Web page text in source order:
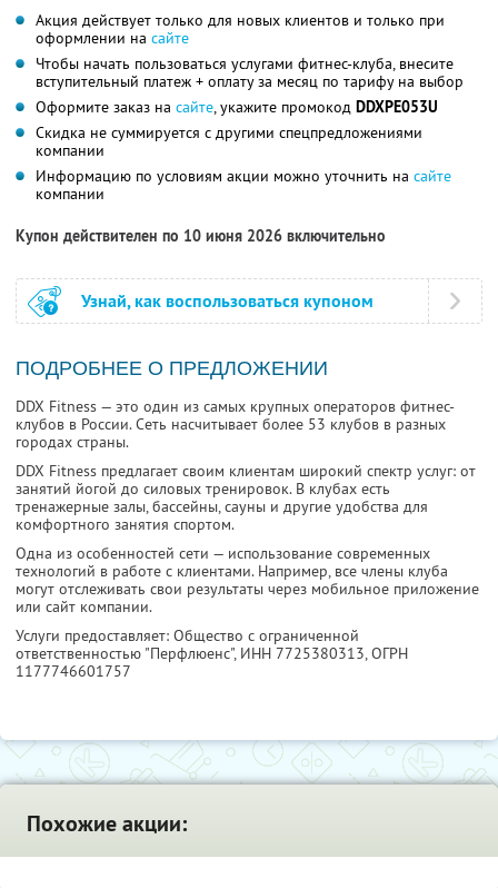
Акция действует только для новых клиентов и только при
оформлении на сайте
Чтобы начать пользоваться услугами фитнес-клуба, внесите
вступительный платеж + оплату за месяц по тарифу на выбор
Оформите заказ на сайте, укажите промокод DDXPE053U
Скидка не суммируется с другими спецпредложениями
компании
Информацию по условиям акции можно уточнить на сайте
компании
Купон действителен по 10 июня 2026 включительно
Узнай, как воспользоваться купоном
ПОДРОБНЕЕ О ПРЕДЛОЖЕНИИ
DDX Fitness — это один из самых крупных операторов фитнес-
клубов в России. Сеть насчитывает более 53 клубов в разных
городах страны.
DDX Fitness предлагает своим клиентам широкий спектр услуг: от
занятий йогой до силовых тренировок. В клубах есть
тренажерные залы, бассейны, сауны и другие удобства для
комфортного занятия спортом.
Одна из особенностей сети — использование современных
технологий в работе с клиентами. Например, все члены клуба
могут отслеживать свои результаты через мобильное приложение
или сайт компании.
Услуги предоставляет: Общество с ограниченной
ответственностью "Перфлюенс", ИНН 7725380313, ОГРН
1177746601757
Похожие акции: